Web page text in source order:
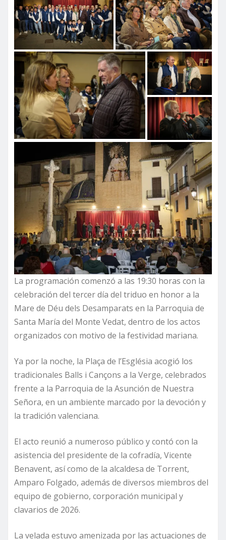
La programación comenzó a las 19:30 horas con la
celebración del tercer día del triduo en honor a la
Mare de Déu dels Desamparats en la Parroquia de
Santa María del Monte Vedat, dentro de los actos
organizados con motivo de la festividad mariana.
Ya por la noche, la Plaça de l’Església acogió los
tradicionales Balls i Cançons a la Verge, celebrados
frente a la Parroquia de la Asunción de Nuestra
Señora, en un ambiente marcado por la devoción y
la tradición valenciana.
El acto reunió a numeroso público y contó con la
asistencia del presidente de la cofradía, Vicente
Benavent, así como de la alcaldesa de Torrent,
Amparo Folgado, además de diversos miembros del
equipo de gobierno, corporación municipal y
clavarios de 2026.
La velada estuvo amenizada por las actuaciones de